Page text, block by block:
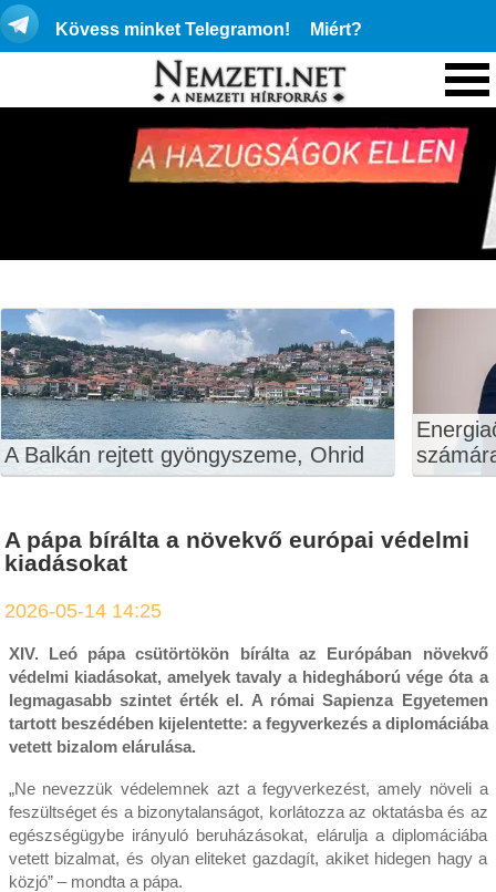
Kövess minket Telegramon! Miért?
A Balkán rejtett gyöngyszeme, Ohrid
A pápa bírálta a növekvő európai védelmi
kiadásokat
2026-05-14 14:25
XIV. Leó pápa csütörtökön bírálta az Európában növekvő
védelmi kiadásokat, amelyek tavaly a hidegháború vége óta a
legmagasabb szintet érték el. A római Sapienza Egyetemen
tartott beszédében kijelentette: a fegyverkezés a diplomáciába
vetett bizalom elárulása.
„Ne nevezzük védelemnek azt a fegyverkezést, amely növeli a
feszültséget és a bizonytalanságot, korlátozza az oktatásba és az
egészségügybe irányuló beruházásokat, elárulja a diplomáciába
vetett bizalmat, és olyan eliteket gazdagít, akiket hidegen hagy a
közjó” – mondta a pápa.